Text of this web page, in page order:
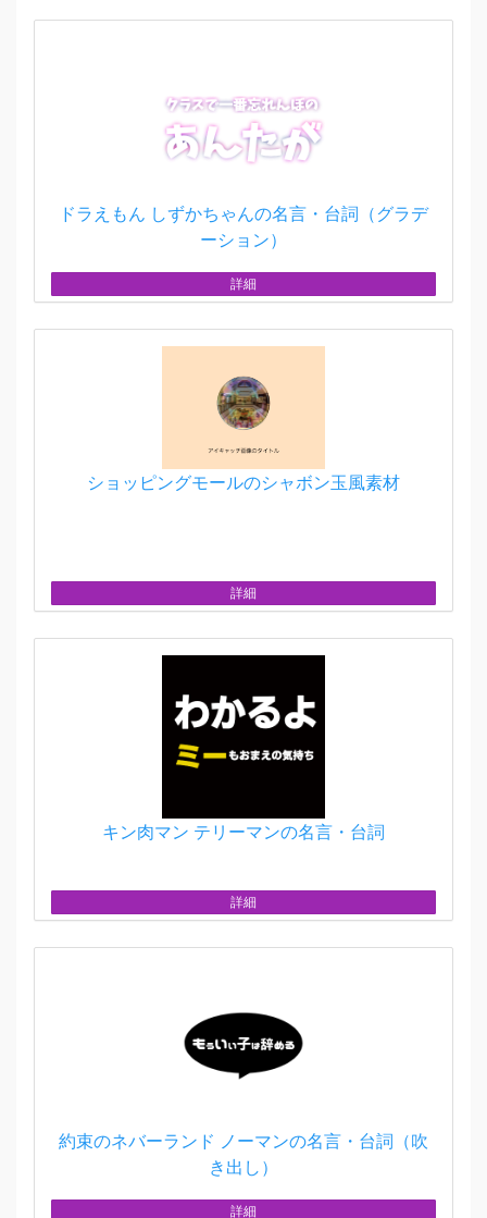
ドラえもん しずかちゃんの名言・台詞（グラデ
ーション）
詳細
ショッピングモールのシャボン玉風素材
詳細
キン肉マン テリーマンの名言・台詞
詳細
約束のネバーランド ノーマンの名言・台詞（吹
き出し）
詳細